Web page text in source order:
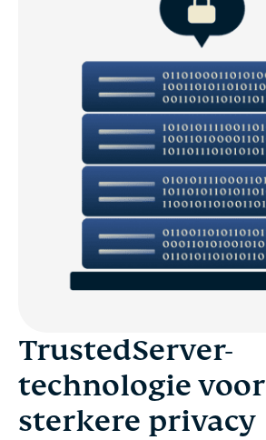
TrustedServer-
technologie voor
sterkere privacy